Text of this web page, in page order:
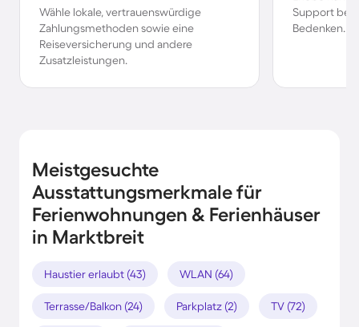
Wähle lokale, vertrauenswürdige
Zahlungsmethoden sowie eine
Reiseversicherung und andere
Zusatzleistungen.
Support bei
Bedenken.
Meistgesuchte
Ausstattungsmerkmale für
Ferienwohnungen & Ferienhäuser
in Marktbreit
Haustier erlaubt (43) WLAN (64)
Terrasse/Balkon (24) Parkplatz (2) TV (72)